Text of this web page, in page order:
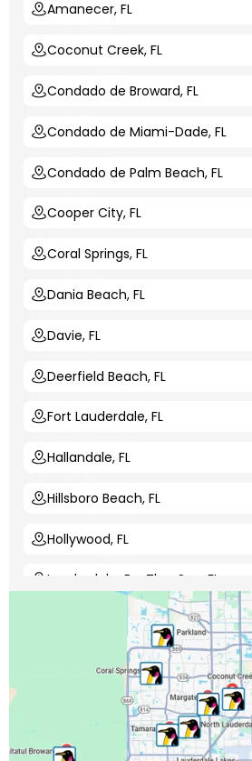
Amanecer, FL
Coconut Creek, FL
Condado de Broward, FL
Condado de Miami-Dade, FL
Condado de Palm Beach, FL
Cooper City, FL
Coral Springs, FL
Dania Beach, FL
Davie, FL
Deerfield Beach, FL
Fort Lauderdale, FL
Hallandale, FL
Hillsboro Beach, FL
Hollywood, FL
Lauderdale-By-The-Sea, FL
Lauderdale Lakes, FL
Lauderhill, FL
Lighthouse Point, FL
Margate, FL